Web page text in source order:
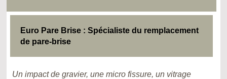
Euro Pare Brise : Spécialiste du remplacement
de pare-brise
Un impact de gravier, une micro fissure, un vitrage